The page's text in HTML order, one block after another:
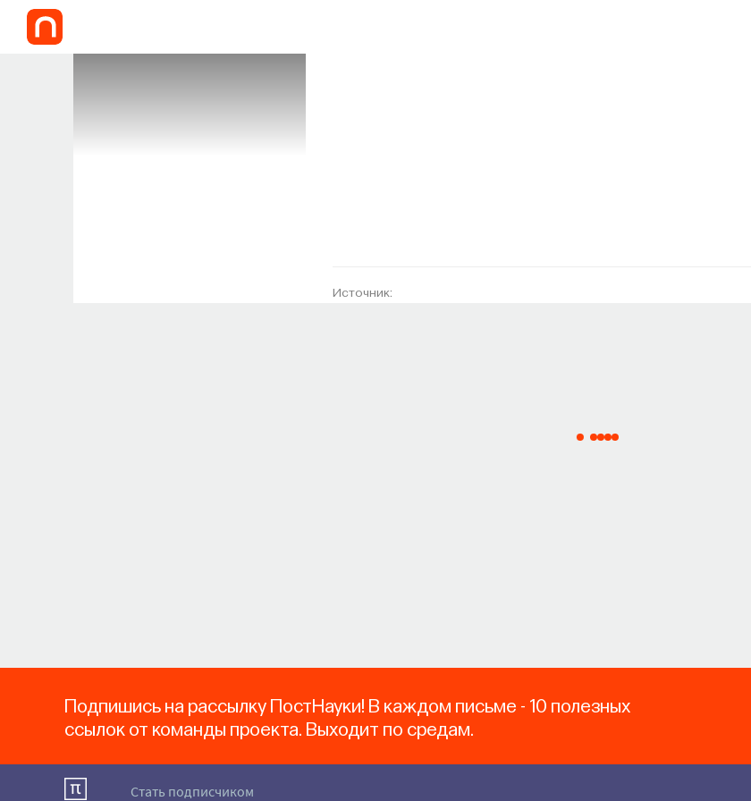
Источник:
Подпишись на рассылку ПостНауки! В каждом письме - 10 полезных
ссылок от команды проекта. Выходит по средам.
Стать подписчиком